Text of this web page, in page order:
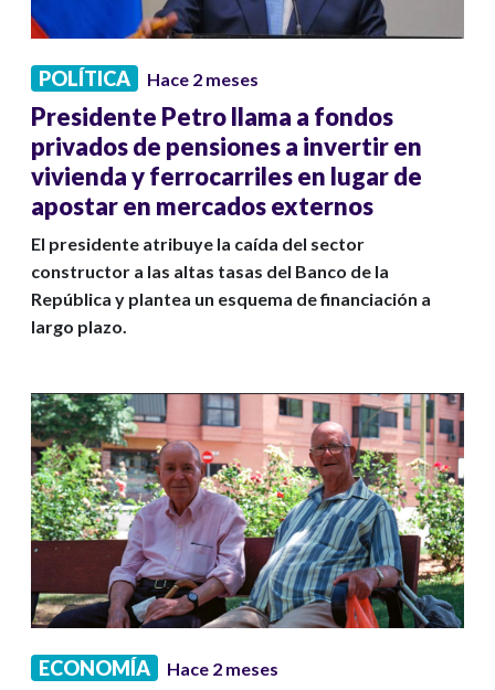
POLÍTICA Hace 2 meses
Presidente Petro llama a fondos
privados de pensiones a invertir en
vivienda y ferrocarriles en lugar de
apostar en mercados externos
El presidente atribuye la caída del sector
constructor a las altas tasas del Banco de la
República y plantea un esquema de financiación a
largo plazo.
ECONOMÍA Hace 2 meses